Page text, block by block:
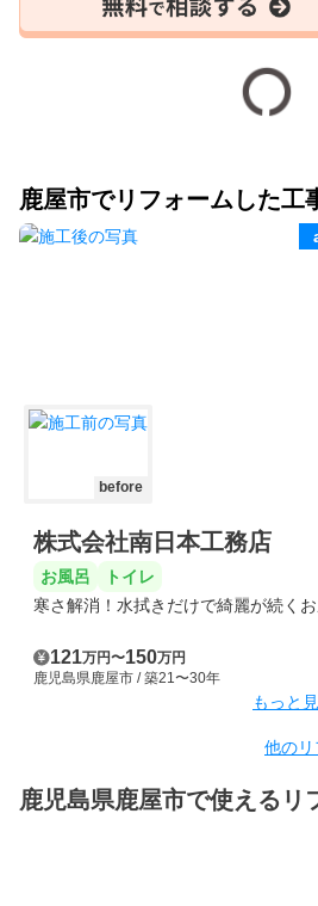
鹿屋市でリフォームした工
before
株式会社南日本工務店
お風呂
トイレ
寒さ解消！水拭きだけで綺麗が続く
121万円〜150万円
鹿児島県鹿屋市 / 築21〜30年
もっと
他の
鹿児島県鹿屋市で使えるリ